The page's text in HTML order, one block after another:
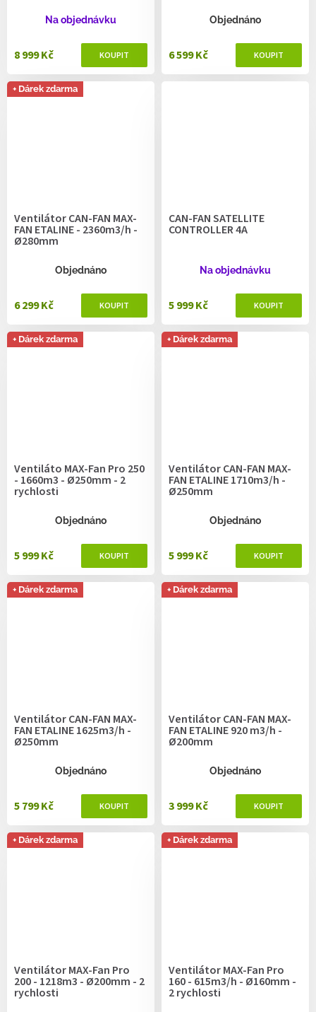
Na objednávku
8 999 Kč
Objednáno
6 599 Kč
+ Dárek zdarma
Ventilátor CAN-FAN MAX-
FAN ETALINE - 2360m3/h -
Ø280mm
Objednáno
6 299 Kč
CAN-FAN SATELLITE
CONTROLLER 4A
Na objednávku
5 999 Kč
+ Dárek zdarma
Ventiláto MAX-Fan Pro 250
- 1660m3 - Ø250mm - 2
rychlosti
Objednáno
5 999 Kč
+ Dárek zdarma
Ventilátor CAN-FAN MAX-
FAN ETALINE 1710m3/h -
Ø250mm
Objednáno
5 999 Kč
+ Dárek zdarma
Ventilátor CAN-FAN MAX-
FAN ETALINE 1625m3/h -
Ø250mm
Objednáno
5 799 Kč
+ Dárek zdarma
Ventilátor CAN-FAN MAX-
FAN ETALINE 920 m3/h -
Ø200mm
Objednáno
3 999 Kč
+ Dárek zdarma
Ventilátor MAX-Fan Pro
200 - 1218m3 - Ø200mm - 2
rychlosti
+ Dárek zdarma
Ventilátor MAX-Fan Pro
160 - 615m3/h - Ø160mm -
2 rychlosti